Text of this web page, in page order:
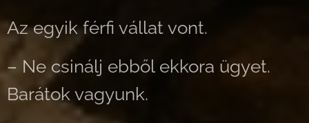
Az egyik férfi vállat vont.
– Ne csinálj ebből ekkora ügyet.
Barátok vagyunk.